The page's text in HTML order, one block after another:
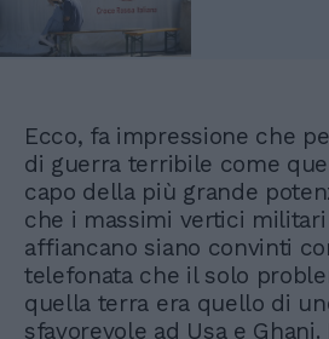
Ecco, fa impressione che
di guerra terribile come
capo della più grande
che i massimi vertici
affiancano siano convinti
telefonata che il solo
quella terra era quello di
sfavorevole ad Usa e Ghani.